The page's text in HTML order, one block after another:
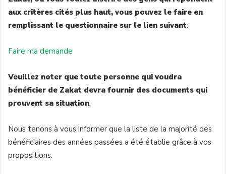
aux critères cités plus haut, vous pouvez le faire en
remplissant le questionnaire sur le lien suivant:
Faire ma demande
Veuillez noter que toute personne qui voudra
bénéficier de Zakat devra fournir des documents qui
prouvent sa situation.
Nous tenons à vous informer que la liste de la majorité des
bénéficiaires des années passées a été établie grâce à vos
propositions.